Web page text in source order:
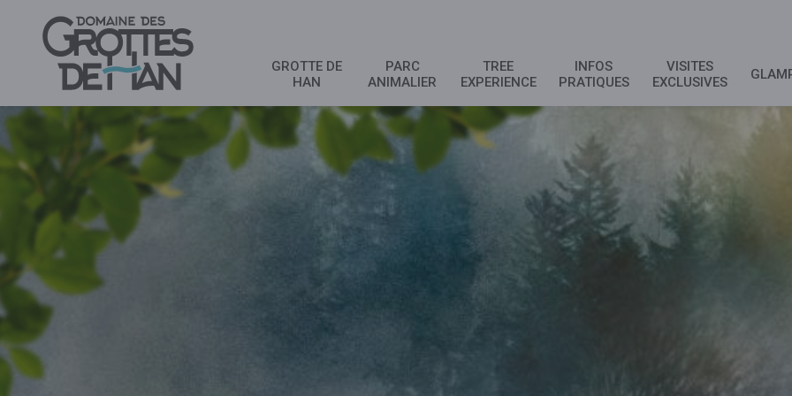
GROTTE DE
HAN
PARC
ANIMALIER
TREE
EXPERIENCE
INFOS
PRATIQUES
VISITES
EXCLUSIVES